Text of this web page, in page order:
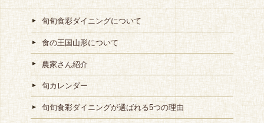
旬旬食彩ダイニングについて
食の王国山形について
農家さん紹介
旬カレンダー
旬旬食彩ダイニングが選ばれる5つの理由